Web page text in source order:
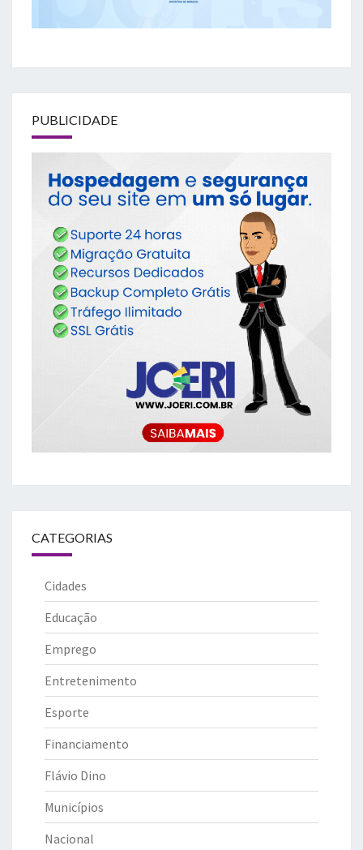
PUBLICIDADE
CATEGORIAS
Cidades
Educação
Emprego
Entretenimento
Esporte
Financiamento
Flávio Dino
Municípios
Nacional